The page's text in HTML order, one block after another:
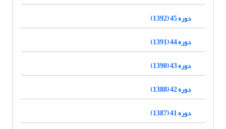
دوره 45 (1392)
دوره 44 (1391)
دوره 43 (1390)
دوره 42 (1388)
دوره 41 (1387)